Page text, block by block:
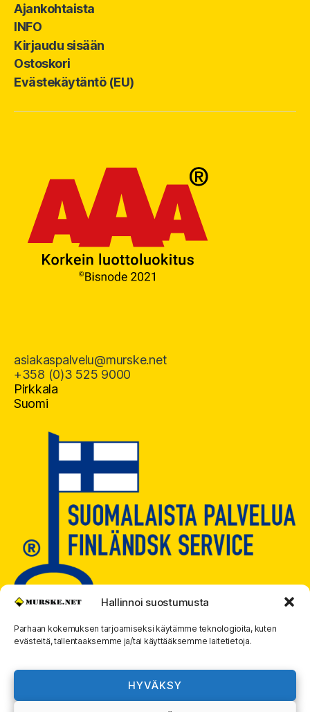
Hallinnoi suostumusta
Parhaan kokemuksen tarjoamiseksi käytämme teknologioita, kuten
evästeitä, tallentaaksemme ja/tai käyttääksemme laitetietoja.
HYVÄKSY
Ajankohtaista
INFO
Kirjaudu sisään
Ostoskori
Evästekäytäntö (EU)
asiakaspalvelu@murske.net
+358 (0)3 525 9000
Pirkkala
Suomi